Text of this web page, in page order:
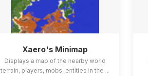
Xaero's Minimap
Displays a map of the nearby world
terrain, players, mobs, entities in the ...